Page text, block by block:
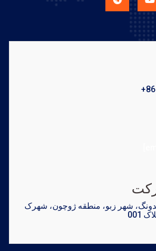
شهر زبو، منطقه ژوچون، شهرک
001